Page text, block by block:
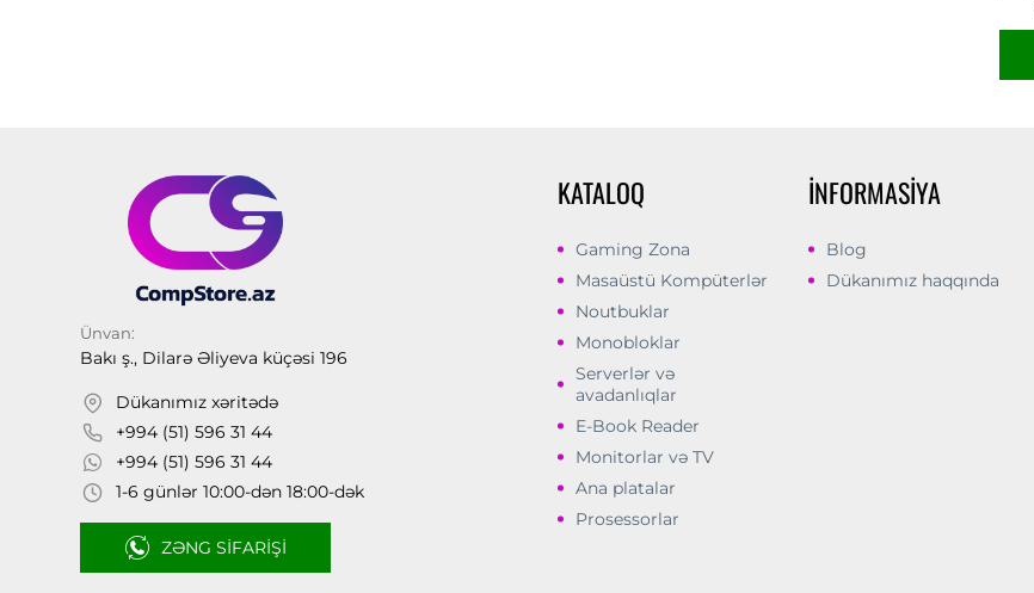
Ünvan:
Bakı ş., Dilarə Əliyeva küçəsi 196
Dükanımız xəritədə
+994 (51) 596 31 44
+994 (51) 596 31 44
1-6 günlər 10:00-dən 18:00-dək
ZƏNG SIFARIŞI
KATALOQ
Gaming Zona
Masaüstü Kompüterlər
Noutbuklar
Monobloklar
Serverlər və
avadanlıqlar
E-Book Reader
Monitorlar və TV
Ana platalar
Prosessorlar
İNFORMASIYA
Blog
Dükanımız haqqında